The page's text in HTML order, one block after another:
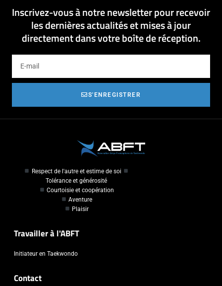
Inscrivez-vous à notre newsletter pour recevoir
les dernières actualités et mises à jour
directement dans votre boîte de réception.
S'ENREGISTRER
Respect de l'autre et estime de soi
Tolérance et générosité
Courtoisie et coopération
Aventure
Plaisir
Travailler à l'ABFT
Initiateur en Taekwondo
Contact